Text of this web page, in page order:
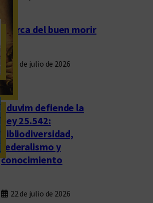
Acerca del buen morir
23 de julio de 2026
Eduvim defiende la
Ley 25.542:
bibliodiversidad,
federalismo y
conocimiento
22 de julio de 2026